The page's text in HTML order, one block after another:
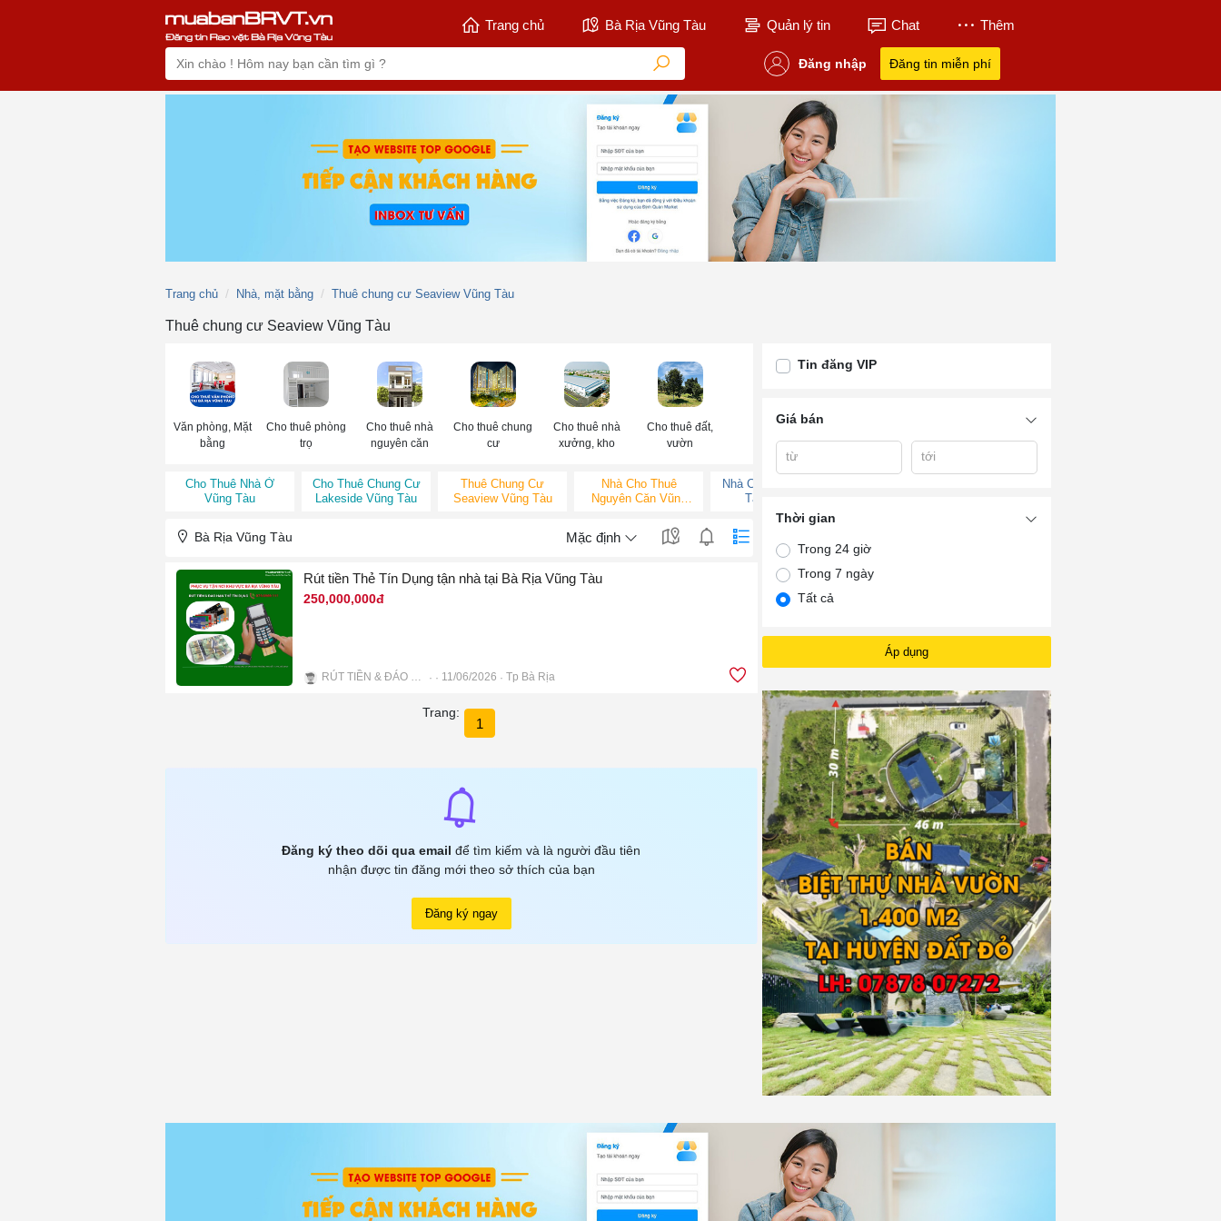
Trang chủ Bà Rịa Vũng Tàu Quản lý tin Chat Thêm
Đăng nhập Đăng tin miễn phí
Trang chủ Nhà, mặt bằng Thuê chung cư Seaview Vũng Tàu
Thuê chung cư Seaview Vũng Tàu
Văn phòng, Mặt
bằng
Cho thuê phòng
trọ
Cho thuê nhà
nguyên căn
Cho thuê chung
cư
Cho thuê nhà
xưởng, kho
Cho thuê đất,
vườn
Cho Thuê Nhà Ở
Vũng Tàu
Cho Thuê Chung Cư
Lakeside Vũng Tàu
Thuê Chung Cư
Seaview Vũng Tàu
Nhà Cho Thuê
Nguyên Căn Vũng
Nhà Cho Thuê Vũng
Tàu Giá Rẻ
Bà Rịa Vũng Tàu Mặc định
Rút tiền Thẻ Tín Dụng tận nhà tại Bà Rịa Vũng Tàu
250,000,000đ
RÚT TIỀN & ĐÁO HẠN THẺ TÍN DỤNG BRVT 11/06/2026 Tp Bà Rịa
Trang:
1
Đăng ký theo dõi qua email để tìm kiếm và là người đầu tiên
nhận được tin đăng mới theo sở thích của bạn
Đăng ký ngay
Tin đăng VIP
Giá bán
từ tới
Thời gian
Trong 24 giờ
Trong 7 ngày
Tất cả
Áp dụng